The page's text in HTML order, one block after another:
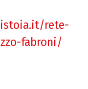
rete-
fabroni/